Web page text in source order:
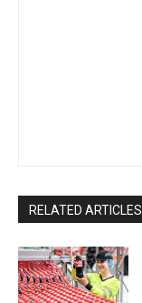
RELATED ARTICLES